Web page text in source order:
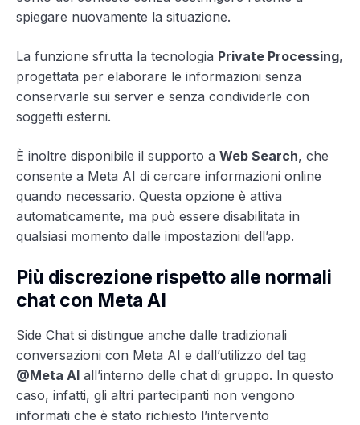
spiegare nuovamente la situazione.
La funzione sfrutta la tecnologia Private Processing,
progettata per elaborare le informazioni senza
conservarle sui server e senza condividerle con
soggetti esterni.
È inoltre disponibile il supporto a Web Search, che
consente a Meta AI di cercare informazioni online
quando necessario. Questa opzione è attiva
automaticamente, ma può essere disabilitata in
qualsiasi momento dalle impostazioni dell’app.
Più discrezione rispetto alle normali
chat con Meta AI
Side Chat si distingue anche dalle tradizionali
conversazioni con Meta AI e dall’utilizzo del tag
@Meta AI all’interno delle chat di gruppo. In questo
caso, infatti, gli altri partecipanti non vengono
informati che è stato richiesto l’intervento